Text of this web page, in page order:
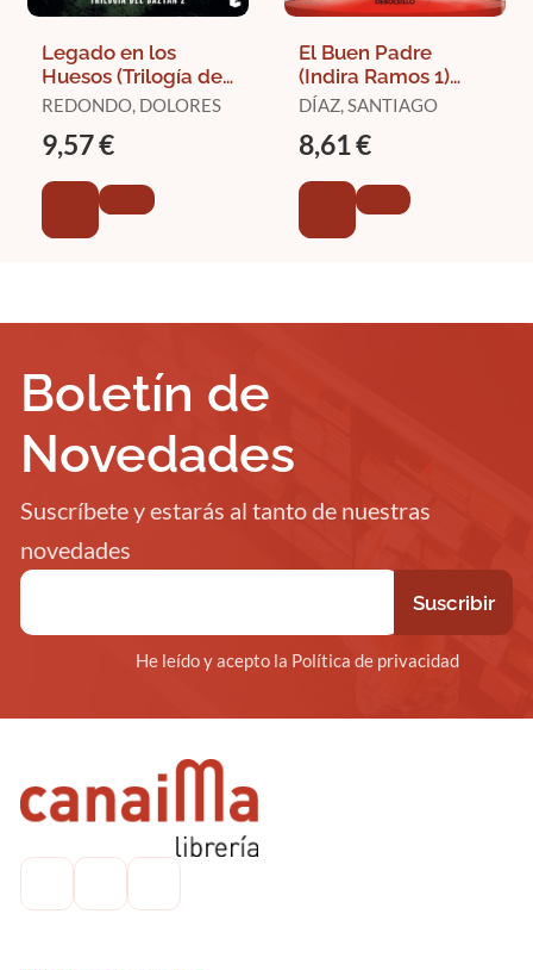
Legado en los
Huesos (Trilogía del
Baztán 2) (Edición
REDONDO, DOLORES
9,57 €
El Buen Padre
(Indira Ramos 1)
(Edición Limitada)
DÍAZ, SANTIAGO
8,61 €
Boletín de
Novedades
Suscríbete y estarás al tanto de nuestras
novedades
He leído y acepto la Política de privacidad